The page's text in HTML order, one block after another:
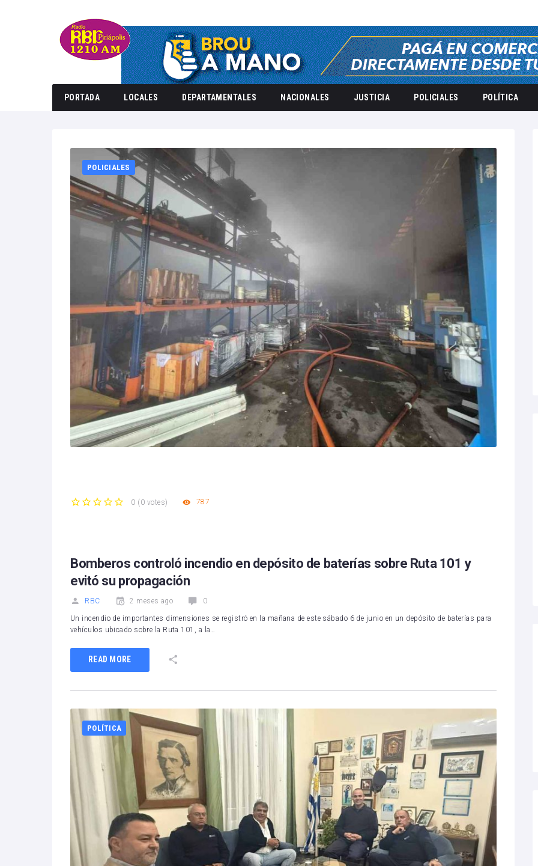
PORTADA LOCALES DEPARTAMENTALES NACIONALES JUSTICIA POLICIALES POLÍTICA
Home
POLICIALES
0 ( 0 votes) 787
Bomberos controló incendio en depósito de baterías sobre Ruta 101 y
evitó su propagación
RBC 2 meses ago 0
Un incendio de importantes dimensiones se registró en la mañana de este sábado 6 de junio en un depósito de baterías para
vehículos ubicado sobre la Ruta 101, a la…
READ MORE
POLÍTICA